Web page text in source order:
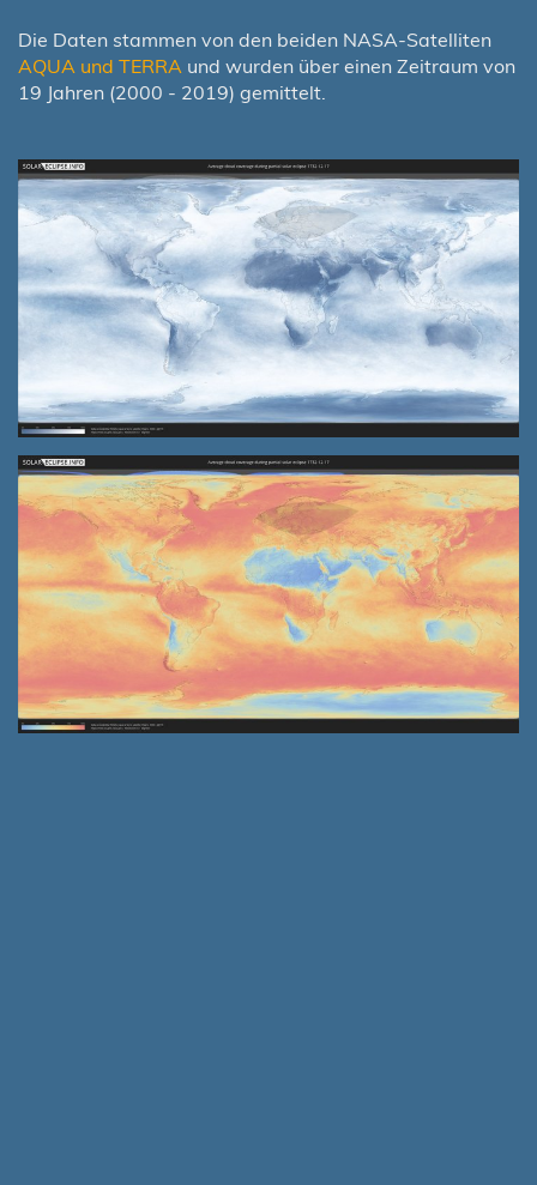
Die Daten stammen von den beiden NASA-Satelliten
AQUA und TERRA und wurden über einen Zeitraum von
19 Jahren (2000 - 2019) gemittelt.